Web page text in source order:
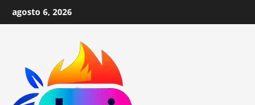
Skip
to
agosto 6, 2026